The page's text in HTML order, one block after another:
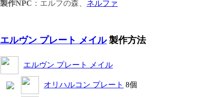
製作NPC ：エルフの森、 ネルファ
エルヴン プレート メイル製作方法
エルヴン プレート メイル
オリハルコン プレート 8個